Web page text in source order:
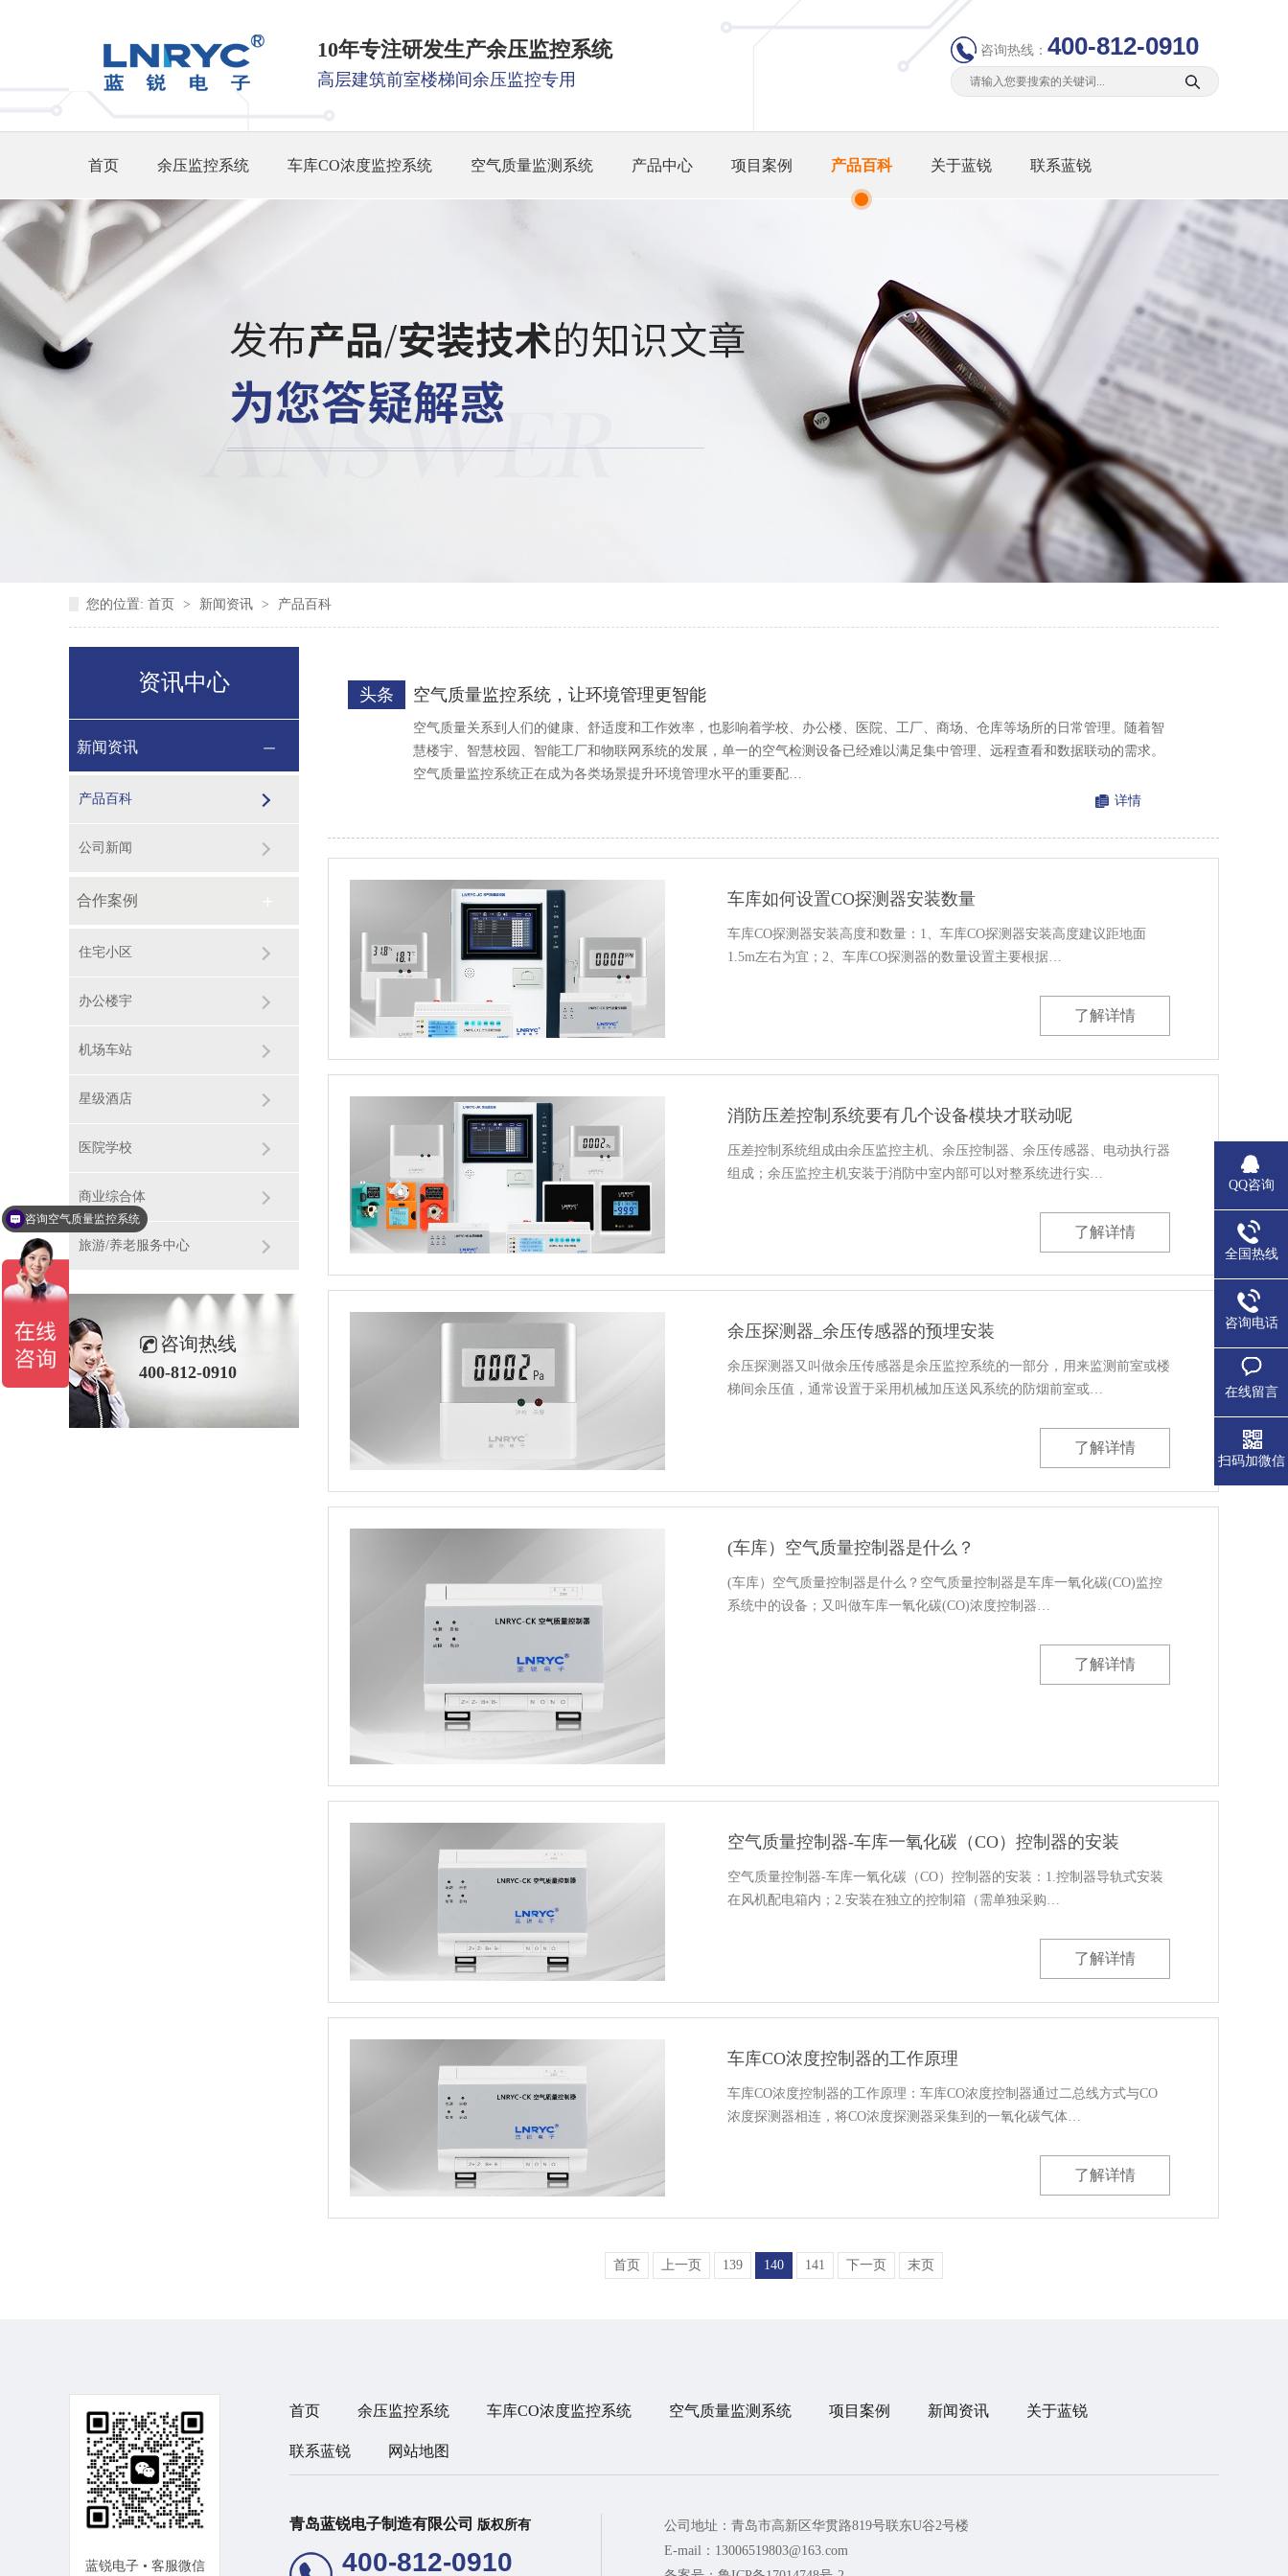
10年专注研发生产余压监控系统
高层建筑前室楼梯间余压监控专用
咨询热线： 400-812-0910
首页 余压监控系统 车库CO浓度监控系统 空气质量监测系统 产品中心 项目案例 产品百科 关于蓝锐 联系蓝锐
您的位置: 首页 > 新闻资讯 > 产品百科
资讯中心
新闻资讯
产品百科
公司新闻
合作案例
住宅小区
办公楼宇
机场车站
星级酒店
医院学校
商业综合体
旅游/养老服务中心
咨询热线
400-812-0910
空气质量监控系统，让环境管理更智能
头条
空气质量关系到人们的健康、舒适度和工作效率，也影响着学校、办公楼、医院、工厂、商场、仓库等场所的日常管理。随着智
慧楼宇、智慧校园、智能工厂和物联网系统的发展，单一的空气检测设备已经难以满足集中管理、远程查看和数据联动的需求。
空气质量监控系统正在成为各类场景提升环境管理水平的重要配…
详情
车库如何设置CO探测器安装数量
车库CO探测器安装高度和数量：1、车库CO探测器安装高度建议距地面
1.5m左右为宜；2、车库CO探测器的数量设置主要根据…
了解详情
消防压差控制系统要有几个设备模块才联动呢
压差控制系统组成由余压监控主机、余压控制器、余压传感器、电动执行器
组成；余压监控主机安装于消防中室内部可以对整系统进行实…
了解详情
余压探测器_余压传感器的预埋安装
余压探测器又叫做余压传感器是余压监控系统的一部分，用来监测前室或楼
梯间余压值，通常设置于采用机械加压送风系统的防烟前室或…
了解详情
(车库）空气质量控制器是什么？
(车库）空气质量控制器是什么？空气质量控制器是车库一氧化碳(CO)监控
系统中的设备；又叫做车库一氧化碳(CO)浓度控制器…
了解详情
空气质量控制器-车库一氧化碳（CO）控制器的安装
空气质量控制器-车库一氧化碳（CO）控制器的安装：1.控制器导轨式安装
在风机配电箱内；2.安装在独立的控制箱（需单独采购…
了解详情
车库CO浓度控制器的工作原理
车库CO浓度控制器的工作原理：车库CO浓度控制器通过二总线方式与CO
浓度探测器相连，将CO浓度探测器采集到的一氧化碳气体…
了解详情
首页 上一页 139 140 141 下一页 末页
蓝锐电子 • 客服微信
首页 余压监控系统 车库CO浓度监控系统 空气质量监测系统 项目案例 新闻资讯 关于蓝锐
联系蓝锐 网站地图
青岛蓝锐电子制造有限公司 版权所有
400-812-0910
公司地址：青岛市高新区华贯路819号联东U谷2号楼
E-mail：13006519803@163.com
QQ咨询
全国热线
咨询电话
在线留言
扫码加微信
咨询空气质量监控系统
可以报价吗